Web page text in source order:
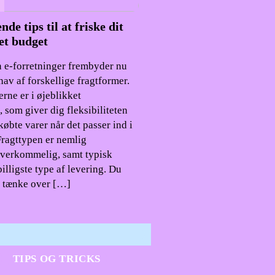
tips til at friske dit
budget
e-forretninger frembyder nu
af forskellige fragtformer.
er i øjeblikket
som giver dig fleksibiliteten
varer når det passer ind i
er nemlig
samt typisk
type af levering. Du
tænke over […]
TIPS OG TRICKS